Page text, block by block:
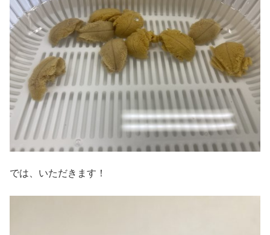
では、いただきます！